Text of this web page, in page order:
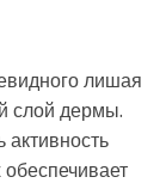
лишая
слой дермы.
активность